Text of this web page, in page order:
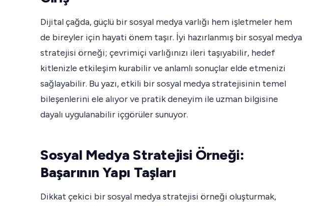
Dijital çağda, güçlü bir sosyal medya varlığı hem işletmeler hem
de bireyler için hayati önem taşır. İyi hazırlanmış bir sosyal medya
stratejisi örneği; çevrimiçi varlığınızı ileri taşıyabilir, hedef
kitlenizle etkileşim kurabilir ve anlamlı sonuçlar elde etmenizi
sağlayabilir. Bu yazı, etkili bir sosyal medya stratejisinin temel
bileşenlerini ele alıyor ve pratik deneyim ile uzman bilgisine
dayalı uygulanabilir içgörüler sunuyor.
Sosyal Medya Stratejisi Örneği:
Başarının Yapı Taşları
Dikkat çekici bir sosyal medya stratejisi örneği oluşturmak,